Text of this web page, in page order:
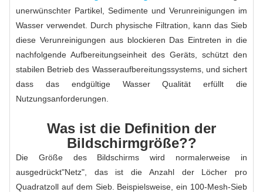
unerwünschter Partikel, Sedimente und Verunreinigungen im
Wasser verwendet. Durch physische Filtration, kann das Sieb
diese Verunreinigungen aus blockieren Das Eintreten in die
nachfolgende Aufbereitungseinheit des Geräts, schützt den
stabilen Betrieb des Wasseraufbereitungssystems, und sichert
dass das endgültige Wasser Qualität erfüllt die
Nutzungsanforderungen.
Was ist die Definition der
Bildschirmgröße??
Die Größe des Bildschirms wird normalerweise in
ausgedrückt"Netz", das ist die Anzahl der Löcher pro
Quadratzoll auf dem Sieb. Beispielsweise, ein 100-Mesh-Sieb